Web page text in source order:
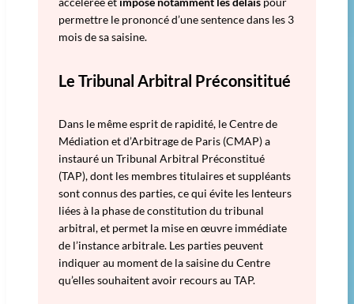
permettre le prononcé d’une sentence dans les 3
mois de sa saisine.
Le Tribunal Arbitral Préconsititué
Dans le même esprit de rapidité, le Centre de
Médiation et d’Arbitrage de Paris (CMAP) a
instauré un Tribunal Arbitral Préconstitué
(TAP), dont les membres titulaires et suppléants
sont connus des parties, ce qui évite les lenteurs
liées à la phase de constitution du tribunal
arbitral, et permet la mise en œuvre immédiate
de l’instance arbitrale. Les parties peuvent
indiquer au moment de la saisine du Centre
qu’elles souhaitent avoir recours au TAP.